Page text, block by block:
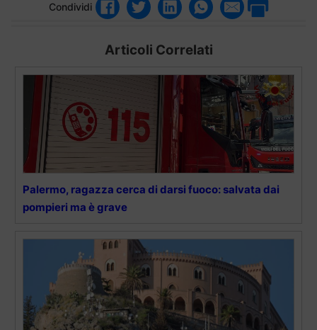
Condividi
Articoli Correlati
Palermo, ragazza cerca di darsi fuoco: salvata dai
pompieri ma è grave